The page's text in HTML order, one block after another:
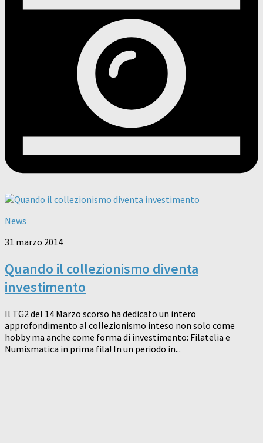
News
31 marzo 2014
Quando il collezionismo diventa
investimento
Il TG2 del 14 Marzo scorso ha dedicato un intero
approfondimento al collezionismo inteso non solo come
hobby ma anche come forma di investimento: Filatelia e
Numismatica in prima fila! In un periodo in...